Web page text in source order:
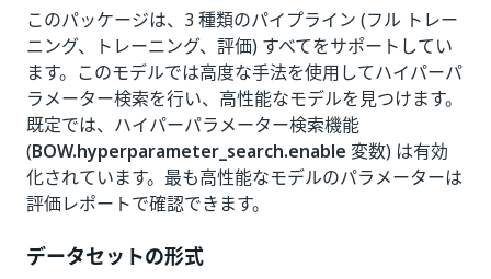
このパッケージは、3 種類のパイプライン (フル トレー
ニング、トレーニング、評価) すべてをサポートしてい
ます。このモデルでは高度な手法を使用してハイパーパ
ラメーター検索を行い、高性能なモデルを見つけます。
既定では、ハイパーパラメーター検索機能
(BOW.hyperparameter_search.enable 変数) は有効
化されています。最も高性能なモデルのパラメーターは
評価レポートで確認できます。
データセットの形式